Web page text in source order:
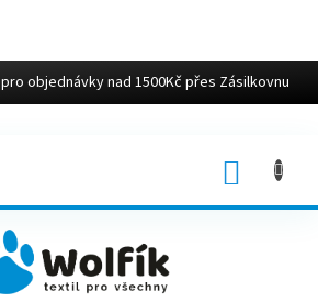
pro objednávky nad 1500Kč přes Zásilkovnu